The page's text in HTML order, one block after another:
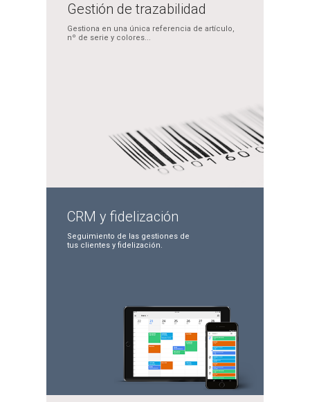
Gestión detrazabilidad
Gestiona en una única referencia de artículo,
nº de serie y colores...
CRM y fidelización
Seguimiento de las gestiones de
tus clientesy fidelización.